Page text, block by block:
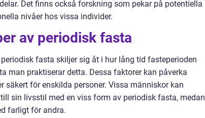
Det finns också forskning som pekar på potentiella
nivåer hos vissa individer.
av periodisk fasta
fasta skiljer sig åt i hur lång tid fasteperioden
man praktiserar detta. Dessa faktorer kan påverka
för enskilda personer. Vissa människor kan
sin livsstil med en viss form av periodisk fasta, medan
farligt för andra.